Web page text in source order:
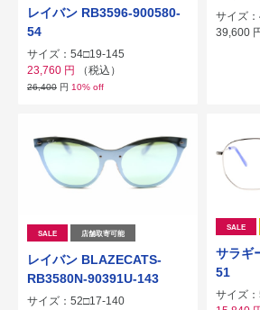
レイバン RB3596-900580-
54
サイズ：54□19-145
23,760 円 （税込）
26,400 円 10% off
サイズ
39,600
SALE 店舗取寄可能
レイバン BLAZECATS-
RB3580N-90391U-143
サイズ：52□17-140
SALE
サラギ
51
サイズ